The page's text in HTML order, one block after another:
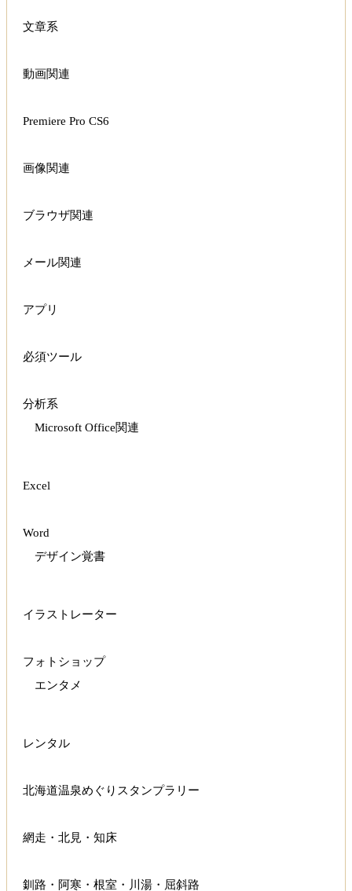
文章系
動画関連
Premiere Pro CS6
画像関連
ブラウザ関連
メール関連
アプリ
必須ツール
分析系
Microsoft Office関連
Excel
Word
デザイン覚書
イラストレーター
フォトショップ
エンタメ
レンタル
北海道温泉めぐりスタンプラリー
網走・北見・知床
釧路・阿寒・根室・川湯・屈斜路